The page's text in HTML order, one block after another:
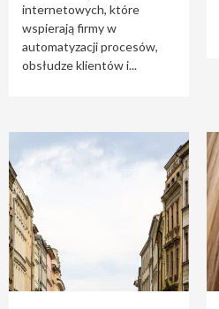
internetowych, które
wspierają firmy w
automatyzacji procesów,
obsłudze klientów i...